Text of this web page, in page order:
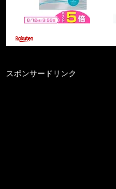
スポンサードリンク